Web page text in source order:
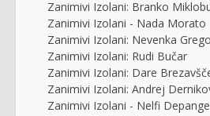
Zanimivi Izolani: Branko
Zanimivi Izolani - Nada Morato
Zanimivi Izolani: Nevenka
Zanimivi Izolani: Rudi Bučar
Zanimivi Izolani: Dare
Zanimivi Izolani: Andrej
Zanimivi Izolani - Nelfi